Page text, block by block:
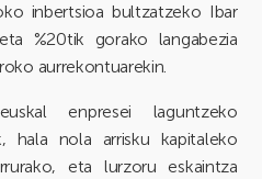
inbertsioa bultzatzeko Ibar
%20tik gorako langabezia
aurrekontuarekin.
enpresei laguntzeko
hala nola arrisku kapitaleko
eta lurzoru eskaintza